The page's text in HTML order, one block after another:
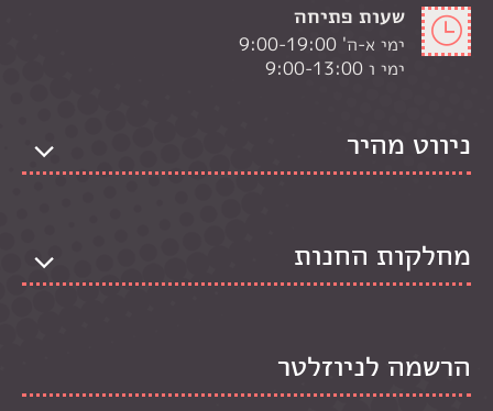
שעות פתיחה
ימי א-ה' 9:00-19:00
ימי ו 9:00-13:00
ניווט מהיר
מחלקות החנות
הרשמה לניוזלטר